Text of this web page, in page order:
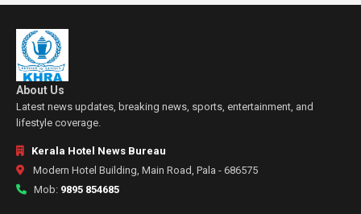
About Us
Latest news updates, breaking news, sports, entertainment, and
lifestyle coverage.
Kerala Hotel News Bureau
Modern Hotel Building, Main Road, Pala - 686575
Mob: 9895 854685